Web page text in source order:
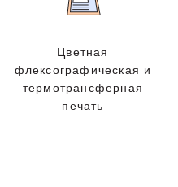
Цветная
флексографическая и
термотрансферная
печать